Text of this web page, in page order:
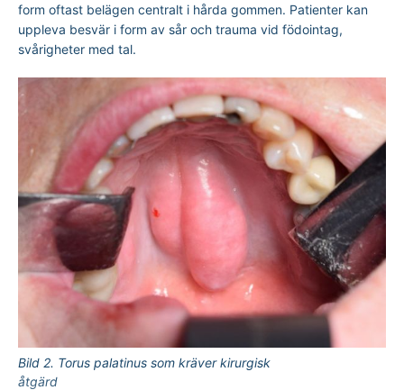
form oftast belägen centralt i hårda gommen. Patienter kan
uppleva besvär i form av sår och trauma vid födointag,
svårigheter med tal.
Bild 2. Torus palatinus som kräver kirurgisk
åtgärd